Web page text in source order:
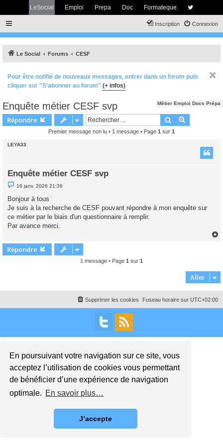
En poursuivant votre navigation sur ce site, vous
acceptez l’utilisation de cookies vous permettant
de bénéficier d’une expérience de navigation
optimale. En savoir plus…
J’accepte
LeSocial Emploi Prepa Doc Formateque
Connexion
Inscription
Le Social Forums CESF
Pour être notifié de nouveaux messages, entrer dans un forum puis
cliquer sur "S'abonner au forum" (+ infos)
Métier Emploi Docs Prépa
Enquête métier CESF svp
Répondre Rechercher
Premier message non lu • 1 message • Page 1 sur 1
LEYA33
Enquête métier CESF svp
M
e
s
a
e
n
l
u
16 janv. 2026 21:36
Bonjour à tous
Je suis à la recherche de CESF pouvant répondre à mon enquête sur
ce métier par le biais d'un questionnaire à remplir.
Par avance merci.
Répondre
1 message • Page 1 sur 1
Aller
Fuseau horaire sur UTC+02:00
Supprimer les cookies